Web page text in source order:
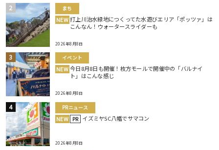
まち
NEW 打上川治水緑地につくってた水遊びエリア「ポッツァ」は
こんなん！ウォータースライダーも
2026年8月8日
イベント
NEW 今日8月8日も開催！枚方モールで開催中の「バルナイ
ト」はこんな感じ
2026年8月8日
PRニュース
NEW PR イズミヤSC八幡でサマコン
2026年8月8日